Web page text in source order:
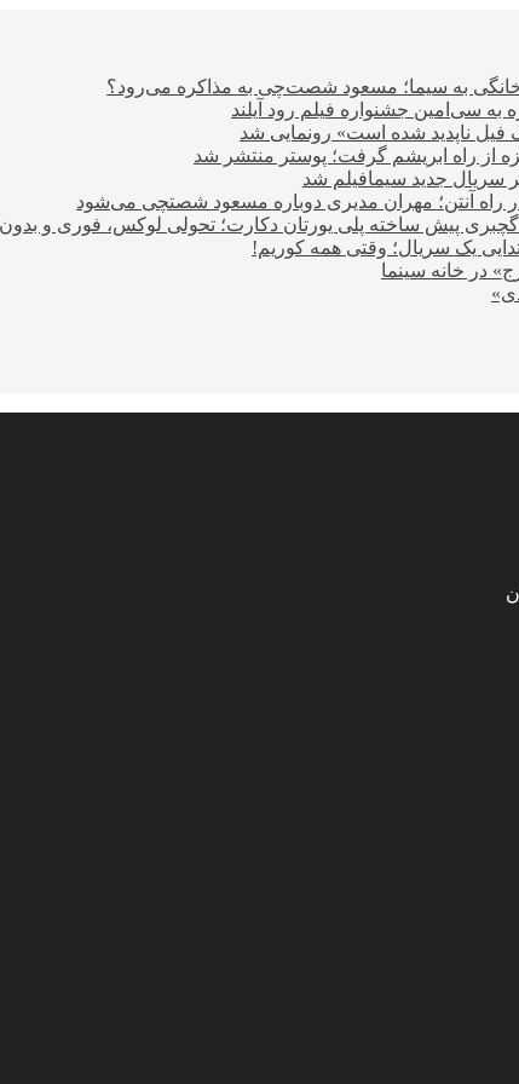
خانگی به سیما؛ مسعود شصت‌چی به مذاکره می‌رود؟
فیل ناپدید شده است» رونمایی شد
سریال جدید سیمافیلم شد
راه آنتن؛ مهران مدیری دوباره مسعود شصتچی می‌شود
با گچبری پیش ساخته پلی یورتان دکارت؛ تحولی لوکس، فوری و
یک سریال؛ وقتی همه کوریم!
در خانه سینما